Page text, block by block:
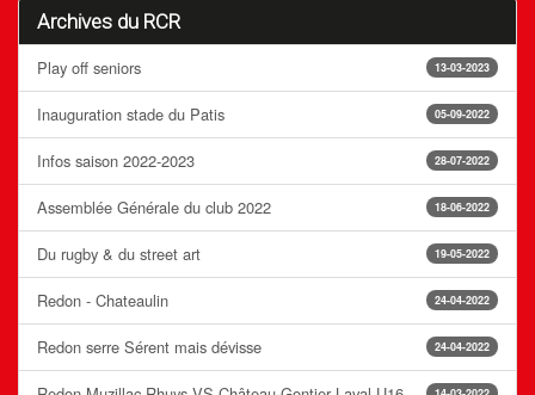
Archives du RCR
13-03-2023
Play off seniors
05-09-2022
Inauguration stade du Patis
28-07-2022
Infos saison 2022-2023
18-06-2022
Assemblée Générale du club 2022
19-05-2022
Du rugby & du street art
24-04-2022
Redon - Chateaulin
24-04-2022
Redon serre Sérent mais dévisse